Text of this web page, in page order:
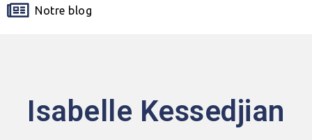
Notre blog
Isabelle Kessedjian